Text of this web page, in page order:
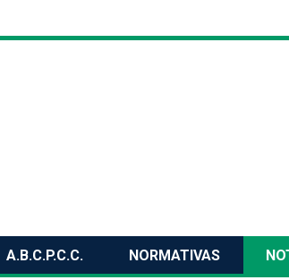
A.B.C.P.C.C. NORMATIVAS